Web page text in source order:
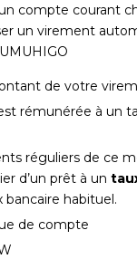
compte courant
un virement
de votre
rémunérée à un
réguliers de ce
d’un prêt à un
bancaire habituel.
de compte